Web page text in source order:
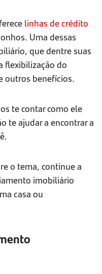
linhas de crédito
Uma dessas
que dentre suas
flexibilização do
outros benefícios.
te contar como ele
te ajudar a encontrar a
o tema, continue a
imobiliário
casa ou